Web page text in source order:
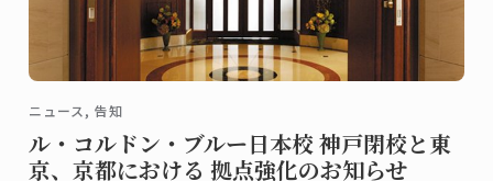
ニュース, 告知
ル・コルドン・ブルー日本校 神戸閉校と東
京、京都における 拠点強化のお知らせ